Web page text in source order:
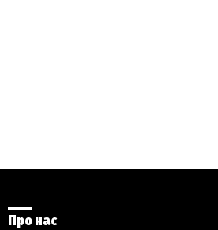
Про нас